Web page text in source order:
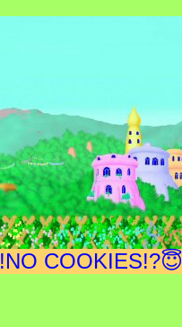
COOKIES!?😇